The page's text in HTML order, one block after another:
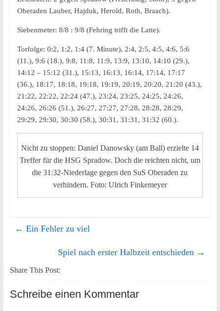
Oberaden Lauber, Hajduk, Herold, Roth, Braach).
Siebenmeter: 8/8 : 9/8 (Fehring trifft die Latte).
Torfolge: 0:2, 1:2, 1:4 (7. Minute), 2:4, 2:5, 4:5, 4:6, 5:6
(11.), 9:6 (18.), 9:8, 11:8, 11:9, 13:9, 13:10, 14:10 (29.),
14:12 – 15:12 (31.), 15:13, 16:13, 16:14, 17:14, 17:17
(36.), 18:17, 18:18, 19:18, 19:19, 20:19, 20:20, 21:20 (43.),
21:22, 22:22, 22:24 (47.), 23:24, 23:25, 24:25, 24:26,
24:26, 26:26 (51.), 26:27, 27:27, 27:28, 28:28, 28:29,
29:29, 29:30, 30:30 (58.), 30:31, 31:31, 31:32 (60.).
Nicht zu stoppen: Daniel Danowsky (am Ball) erzielte 14
Treffer für die HSG Spradow. Doch die reichten nicht, um
die 31:32-Niederlage gegen den SuS Oberaden zu
verhindern. Foto: Ulrich Finkemeyer
← Ein Fehler zu viel
Spiel nach erster Halbzeit entschieden →
Share This Post:
Schreibe einen Kommentar